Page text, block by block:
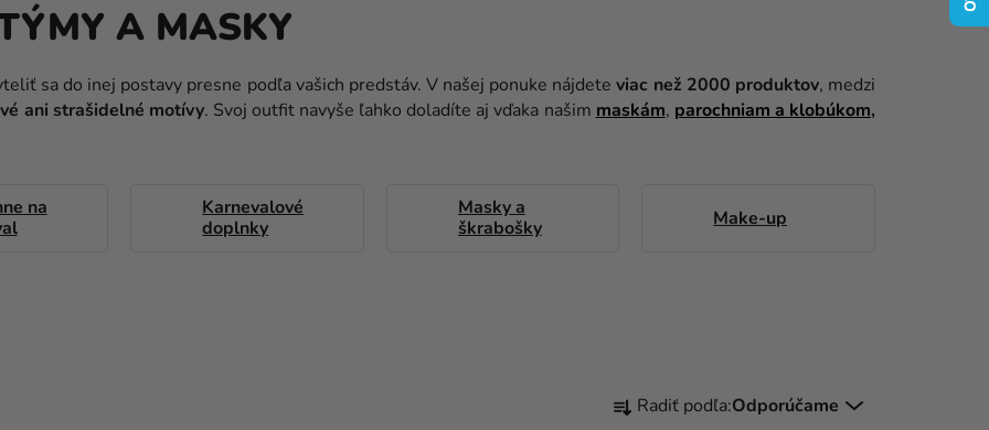
A MASKY
sa do inej postavy presne podľa vašich predstáv. V našej ponuke nájdeteviac než 2000 produktov, medzi
ani strašidelné motívy. Svoj outfit navyše ľahko doladíte aj vďaka našim maskám, parochniam a klobúkom,
na
Karnevalové
doplnky
Masky a
škrabošky
Make-up
R Radiť podľa:Odporúčame